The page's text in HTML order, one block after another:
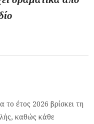
το έτος 2026 βρίσκει τη
καθώς κάθε